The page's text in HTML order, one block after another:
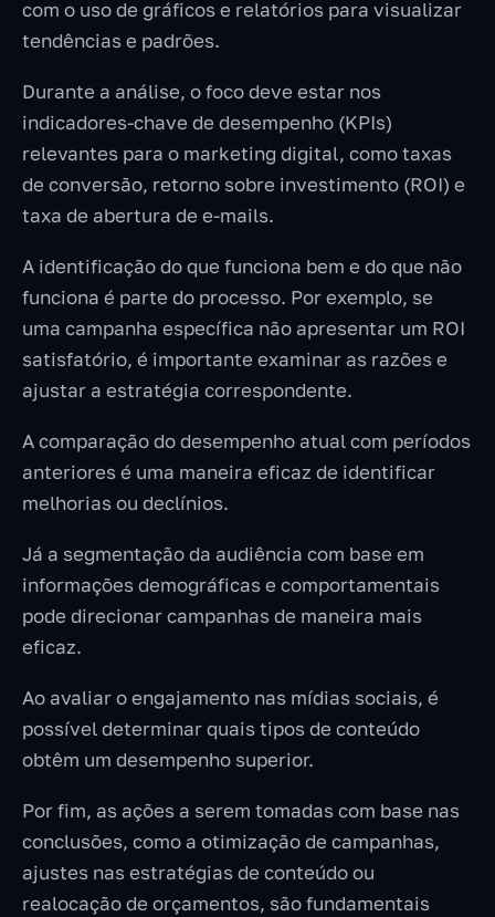
com o uso de gráficos e relatórios para visualizar
tendências e padrões.
Durante a análise, o foco deve estar nos
indicadores-chave de desempenho (KPIs)
relevantes para o marketing digital, como taxas
de conversão, retorno sobre investimento (ROI) e
taxa de abertura de e-mails.
A identificação do que funciona bem e do que não
funciona é parte do processo. Por exemplo, se
uma campanha específica não apresentar um ROI
satisfatório, é importante examinar as razões e
ajustar a estratégia correspondente.
A comparação do desempenho atual com períodos
anteriores é uma maneira eficaz de identificar
melhorias ou declínios.
Já a segmentação da audiência com base em
informações demográficas e comportamentais
pode direcionar campanhas de maneira mais
eficaz.
Ao avaliar o engajamento nas mídias sociais, é
possível determinar quais tipos de conteúdo
obtêm um desempenho superior.
Por fim, as ações a serem tomadas com base nas
conclusões, como a otimização de campanhas,
ajustes nas estratégias de conteúdo ou
realocação de orçamentos, são fundamentais